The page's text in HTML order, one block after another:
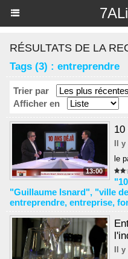
RÉSULTATS DE LA
Tags (3) : entreprendre
Trier par
Afficher en
13:00
10
Il
le
"Guillaume Isnard", "ville
entreprendre, entreprise,
Il